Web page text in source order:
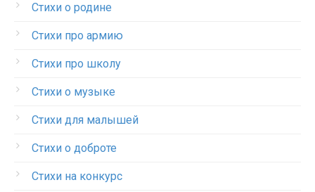
Стихи о родине
Стихи про армию
Стихи про школу
Стихи о музыке
Стихи для малышей
Стихи о доброте
Стихи на конкурс